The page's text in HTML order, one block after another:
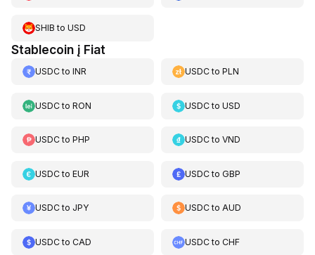
SHIB to USD
Stablecoin į Fiat
USDCto INR USDCtoPLN
USDCto RON USDCtoUSD
USDCto PHP USDCtoVND
USDCto EUR USDCtoGBP
USDCto JPY USDCtoAUD
USDCto CAD USDCtoCHF